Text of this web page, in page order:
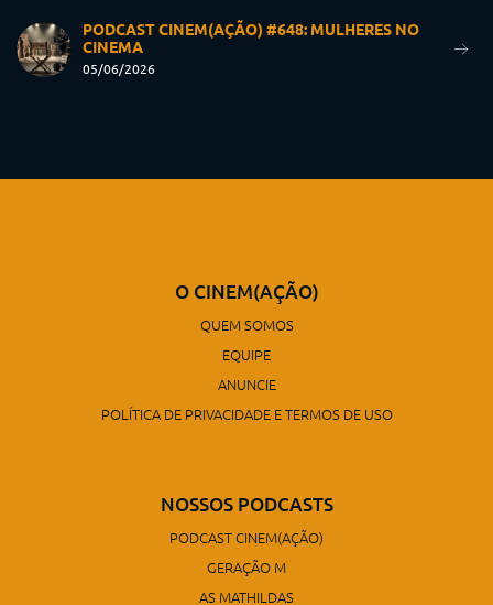
PODCAST CINEM(AÇÃO) #648: MULHERES NO
CINEMA
05/06/2026
O CINEM(AÇÃO)
QUEM SOMOS
EQUIPE
ANUNCIE
POLÍTICA DE PRIVACIDADE E TERMOS DE USO
NOSSOS PODCASTS
PODCAST CINEM(AÇÃO)
GERAÇÃO M
AS MATHILDAS